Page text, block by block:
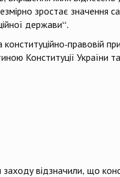
зростає значення
держави“.
правовій
Конституції України
відзначили, що